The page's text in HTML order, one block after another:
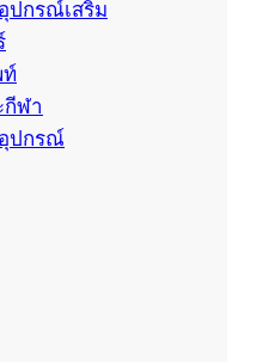
ปกรณ์เสริม
ฬา
ปกรณ์